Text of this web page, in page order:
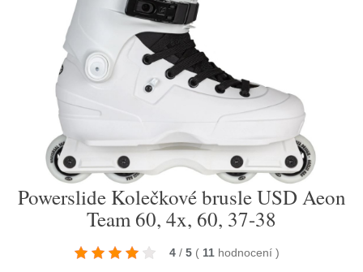
Powerslide Kolečkové brusle USD Aeon
Team 60, 4x, 60, 37-38
4 / 5 ( 11 hodnocení )